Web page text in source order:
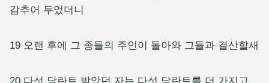
감추어 두었더니
19 오랜 후에 그 종들의 주인이 돌아와 그들과 결산할새